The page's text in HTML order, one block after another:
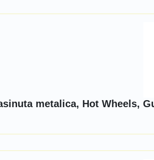
metalica, Hot Wheels,